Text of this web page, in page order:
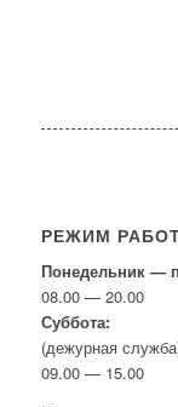
РЕЖИМ
Понедельник —
08.00 — 20.00
Суббота:
(дежурная
09.00 — 15.00